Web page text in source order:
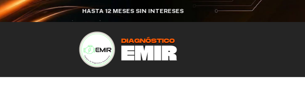
HASTA 12 MESES SIN INTERESES